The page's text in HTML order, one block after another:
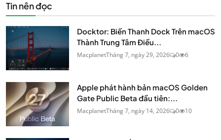
Tin nên đọc
Docktor: Biến Thanh Dock Trên macOS
Thành Trung Tâm Điều...
MacplanetTháng 7, ngày 29, 2026 0 6
Apple phát hành bản macOS Golden
Gate Public Beta đầu tiên:...
MacplanetTháng 7, ngày 14, 2026 0 10